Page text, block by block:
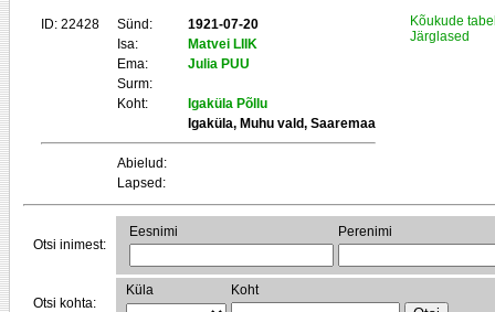
ID: 22428 Sünd:
1921-07-20
Isa:
Matvei LIIK
Ema:
Julia PUU
Surm:
Koht:
Igaküla Põllu
Igaküla, Muhu vald, Saaremaa
Abielud:
Lapsed:
Kõukude
Järglased
Otsi inimest:
Eesnimi Perenimi
Otsi kohta:
Küla Koht